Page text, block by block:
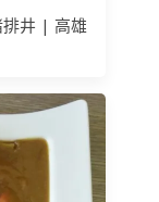
井 | 高雄